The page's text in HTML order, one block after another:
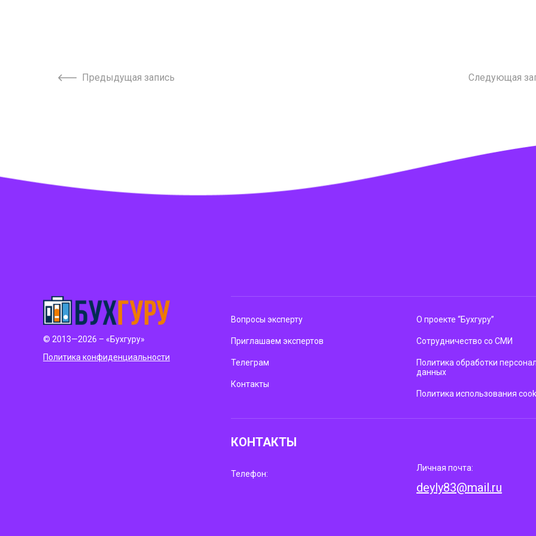
Предыдущая запись Следующая
© 2013—2026 – «Бухгуру»
Политика конфиденциальности
Вопросы эксперту
Приглашаем экспертов
Телеграм
Контакты
О проекте “Бухгуру”
Сотрудничество со СМИ
Политика обработки
данных
Политика использования
КОНТАКТЫ
Телефон:
Личная почта:
deyly83@mail.ru